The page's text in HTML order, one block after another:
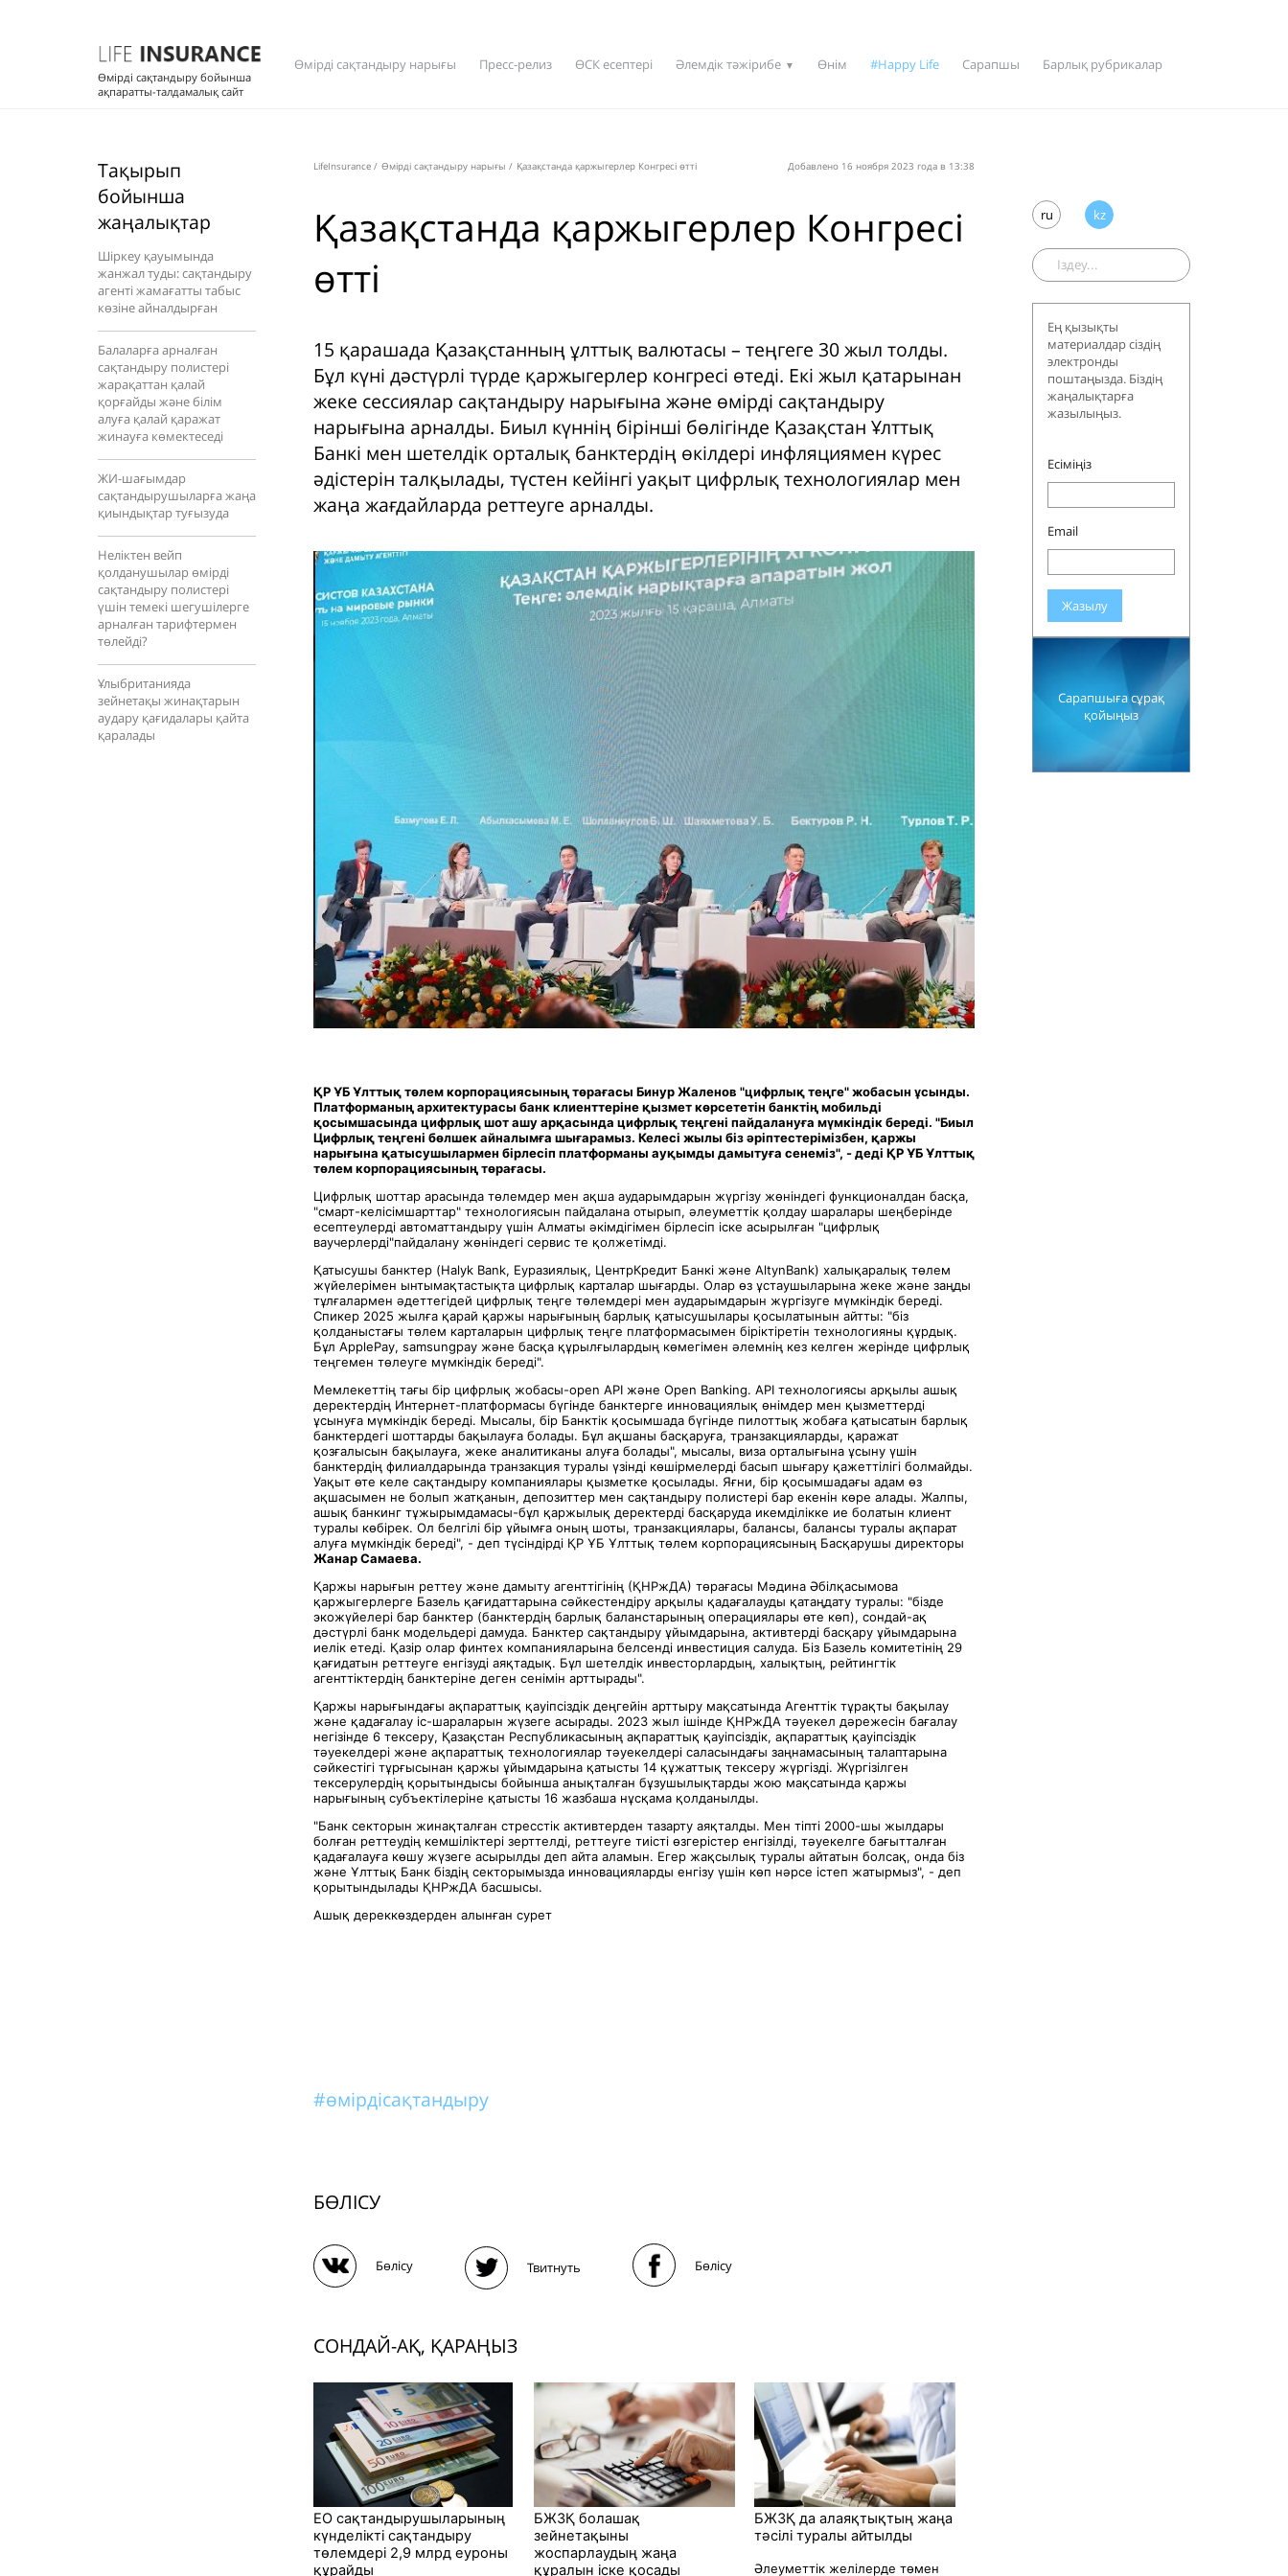
Өмірді сақтандыру бойынша
ақпаратты-талдамалық сайт
Өмірді сақтандыру нарығы Пресс-релиз ӨСК есептері Әлемдік тәжірибе ▼ Өнім #Happy Life Сарапшы Барлық рубрикалар
Тақырып
бойынша
жаңалықтар
Шіркеу қауымында
жанжал туды: сақтандыру
агенті жамағатты табыс
көзіне айналдырған
Балаларға арналған
сақтандыру полистері
жарақаттан қалай
қорғайды және білім
алуға қалай қаражат
жинауға көмектеседі
ЖИ-шағымдар
сақтандырушыларға жаңа
қиындықтар туғызуда
Неліктен вейп
қолданушылар өмірді
сақтандыру полистері
үшін темекі шегушілерге
арналған тарифтермен
төлейді?
Ұлыбританияда
зейнетақы жинақтарын
аудару қағидалары қайта
қаралады
LifeInsurance / Өмірді сақтандыру нарығы / Қазақстанда қаржыгерлер Конгресі өтті Добавлено 16 ноября 2023 года в 13:38
Қазақстанда қаржыгерлер Конгресі
өтті
15 қарашада Қазақстанның ұлттық валютасы – теңгеге 30 жыл толды.
Бұл күні дәстүрлі түрде қаржыгерлер конгресі өтеді. Екі жыл қатарынан
жеке сессиялар сақтандыру нарығына және өмірді сақтандыру
нарығына арналды. Биыл күннің бірінші бөлігінде Қазақстан Ұлттық
Банкі мен шетелдік орталық банктердің өкілдері инфляциямен күрес
әдістерін талқылады, түстен кейінгі уақыт цифрлық технологиялар мен
жаңа жағдайларда реттеуге арналды.
ҚР ҰБ Ұлттық төлем корпорациясының төрағасы Бинур Жаленов "цифрлық теңге" жобасын ұсынды.
Платформаның архитектурасы банк клиенттеріне қызмет көрсететін банктің мобильді
қосымшасында цифрлық шот ашу арқасында цифрлық теңгені пайдалануға мүмкіндік береді. "Биыл
Цифрлық теңгені бөлшек айналымға шығарамыз. Келесі жылы біз әріптестерімізбен, қаржы
нарығына қатысушылармен бірлесіп платформаны ауқымды дамытуға сенеміз", - деді ҚР ҰБ Ұлттық
төлем корпорациясының төрағасы.
Цифрлық шоттар арасында төлемдер мен ақша аударымдарын жүргізу жөніндегі функционалдан басқа,
"смарт-келісімшарттар" технологиясын пайдалана отырып, әлеуметтік қолдау шаралары шеңберінде
есептеулерді автоматтандыру үшін Алматы әкімдігімен бірлесіп іске асырылған "цифрлық
ваучерлерді"пайдалану жөніндегі сервис те қолжетімді.
Қатысушы банктер (Halyk Bank, Еуразиялық, ЦентрКредит Банкі және AltynBank) халықаралық төлем
жүйелерімен ынтымақтастықта цифрлық карталар шығарды. Олар өз ұстаушыларына жеке және заңды
тұлғалармен әдеттегідей цифрлық теңге төлемдері мен аударымдарын жүргізуге мүмкіндік береді.
Спикер 2025 жылға қарай қаржы нарығының барлық қатысушылары қосылатынын айтты: "біз
қолданыстағы төлем карталарын цифрлық теңге платформасымен біріктіретін технологияны құрдық.
Бұл ApplePay, samsungpay және басқа құрылғылардың көмегімен әлемнің кез келген жерінде цифрлық
теңгемен төлеуге мүмкіндік береді".
Мемлекеттің тағы бір цифрлық жобасы-open API және Open Banking. API технологиясы арқылы ашық
деректердің Интернет-платформасы бүгінде банктерге инновациялық өнімдер мен қызметтерді
ұсынуға мүмкіндік береді. Мысалы, бір Банктік қосымшада бүгінде пилоттық жобаға қатысатын барлық
банктердегі шоттарды бақылауға болады. Бұл ақшаны басқаруға, транзакцияларды, қаражат
қозғалысын бақылауға, жеке аналитиканы алуға болады", мысалы, виза орталығына ұсыну үшін
банктердің филиалдарында транзакция туралы үзінді көшірмелерді басып шығару қажеттілігі болмайды.
Уақыт өте келе сақтандыру компаниялары қызметке қосылады. Яғни, бір қосымшадағы адам өз
ақшасымен не болып жатқанын, депозиттер мен сақтандыру полистері бар екенін көре алады. Жалпы,
ашық банкинг тұжырымдамасы-бұл қаржылық деректерді басқаруда икемділікке ие болатын клиент
туралы көбірек. Ол белгілі бір ұйымға оның шоты, транзакциялары, балансы, балансы туралы ақпарат
алуға мүмкіндік береді", - деп түсіндірді ҚР ҰБ Ұлттық төлем корпорациясының Басқарушы директоры
Жанар Самаева.
Қаржы нарығын реттеу және дамыту агенттігінің (ҚНРжДА) төрағасы Мәдина Әбілқасымова
қаржыгерлерге Базель қағидаттарына сәйкестендіру арқылы қадағалауды қатаңдату туралы: "бізде
экожүйелері бар банктер (банктердің барлық баланстарының операциялары өте көп), сондай-ақ
дәстүрлі банк модельдері дамуда. Банктер сақтандыру ұйымдарына, активтерді басқару ұйымдарына
иелік етеді. Қазір олар финтех компанияларына белсенді инвестиция салуда. Біз Базель комитетінің 29
қағидатын реттеуге енгізуді аяқтадық. Бұл шетелдік инвесторлардың, халықтың, рейтингтік
агенттіктердің банктеріне деген сенімін арттырады".
Қаржы нарығындағы ақпараттық қауіпсіздік деңгейін арттыру мақсатында Агенттік тұрақты бақылау
және қадағалау іс-шараларын жүзеге асырады. 2023 жыл ішінде ҚНРжДА тәуекел дәрежесін бағалау
негізінде 6 тексеру, Қазақстан Республикасының ақпараттық қауіпсіздік, ақпараттық қауіпсіздік
тәуекелдері және ақпараттық технологиялар тәуекелдері саласындағы заңнамасының талаптарына
сәйкестігі тұрғысынан қаржы ұйымдарына қатысты 14 құжаттық тексеру жүргізді. Жүргізілген
тексерулердің қорытындысы бойынша анықталған бұзушылықтарды жою мақсатында қаржы
нарығының субъектілеріне қатысты 16 жазбаша нұсқама қолданылды.
"Банк секторын жинақталған стресстік активтерден тазарту аяқталды. Мен тіпті 2000-шы жылдары
болған реттеудің кемшіліктері зерттелді, реттеуге тиісті өзгерістер енгізілді, тәуекелге бағытталған
қадағалауға көшу жүзеге асырылды деп айта аламын. Егер жақсылық туралы айтатын болсақ, онда біз
және Ұлттық Банк біздің секторымызда инновацияларды енгізу үшін көп нәрсе істеп жатырмыз", - деп
қорытындылады ҚНРжДА басшысы.
Ашық дереккөздерден алынған сурет
#өмірдісақтандыру
БӨЛІСУ
Бөлісу Твитнуть Бөлісу
СОНДАЙ-АҚ, ҚАРАҢЫЗ
ЕО сақтандырушыларының
күнделікті сақтандыру
төлемдері 2,9 млрд еуроны
құрайды
БЖЗҚ болашақ
зейнетақыны
жоспарлаудың жаңа
құралын іске қосады
БЖЗҚ да алаяқтықтың жаңа
тәсілі туралы айтылды
Әлеуметтік желілерде төмен
ru kz
Ең қызықты
материалдар сіздің
электронды
поштаңызда. Біздің
жаңалықтарға
жазылыңыз.
Есіміңіз
Email
Жазылу
Сарапшыға сұрақ
қойыңыз